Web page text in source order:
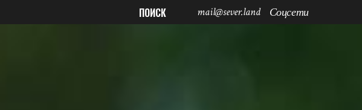
ПОИСК mail@sever.land Соцсети